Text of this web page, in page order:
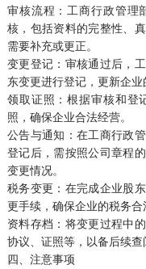
审核流程：工商行政管理
核，包括资料的完整性、
需要补充或更正。
变更登记：审核通过后，
东变更进行登记，更新企业
领取证照：根据审核和登
照，确保企业合法经营。
公告与通知：在工商行政
登记后，需按照公司章程
变更情况。
税务变更：在完成企业股
更手续，确保企业的税务合
资料存档：将变更过程中
协议、证照等，以备后续查
四、注意事项